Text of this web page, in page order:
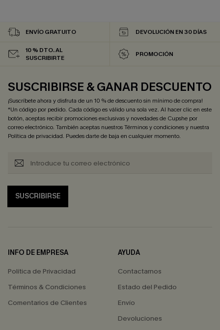
ENVÍO GRATUITO DEVOLUCIÓN EN 30 DÍAS
10 % DTO. AL
SUSCRIBIRTE
PROMOCIÓN
SUSCRIBIRSE & GANAR DESCUENTO
¡Suscríbete ahora y disfruta de un 10 % de descuento sin mínimo de compra!
*Un código por pedido. Cada código es válido una sola vez. Al hacer clic en este
botón, aceptas recibir promociones exclusivas y novedades de Cupshe por
correo electrónico. También aceptas nuestrosTérminos y condicionesy nuestra
Política de privacidad. Puedes darte de baja en cualquier momento.
SUSCRIBIRSE
INFO DE EMPRESA
Política de Privacidad
Términos & Condiciones
Comentarios de Clientes
AYUDA
Contactarnos
Estado del Pedido
Envío
Devoluciones